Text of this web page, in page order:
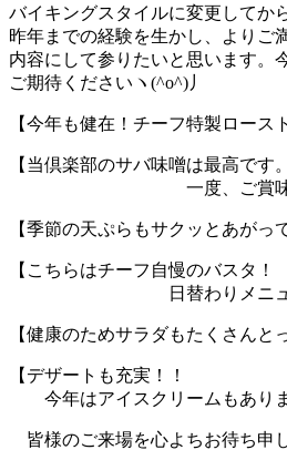
バイキングスタイルに変更してか
昨年までの経験を生かし、よりご
内容にして参りたいと思います。
ご期待くださいヽ(^o^)丿
【今年も健在！チーフ特製ロース
【当倶楽部のサバ味噌は最高です。
一度、ご賞味あれ
【季節の天ぷらもサクッとあがっ
【こちらはチーフ自慢のバスタ！
日替わりメニュー
【健康のためサラダもたくさんと
【デザートも充実！！
今年はアイスクリームもありま
皆様のご来場を心よちお待ち申